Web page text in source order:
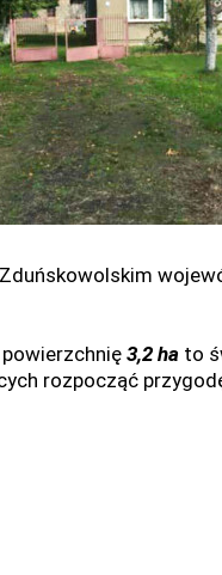
powierzchnię3,2 ha to
rozpocząć